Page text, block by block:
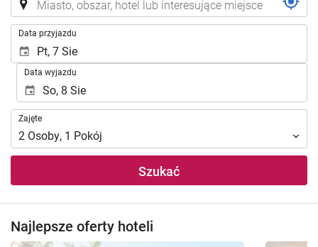
Data przyjazdu
Data wyjazdu
Zajęte
Zajęte
2 Osoby, 1 Pokój
Szukać
Najlepsze oferty hoteli